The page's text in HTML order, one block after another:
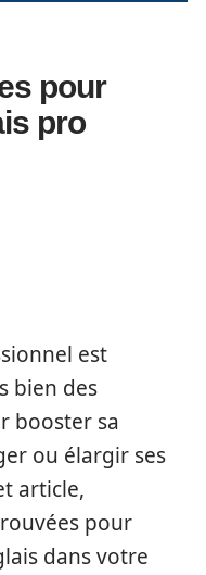
pour
pro
est
bien des
booster sa
ou élargir ses
article,
pour
dans votre